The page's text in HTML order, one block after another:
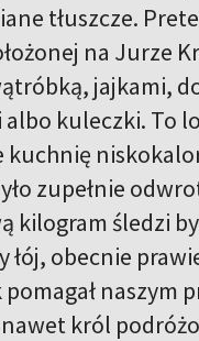
tłuszcze.
na Jurze
jajkami,
albo kuleczki. To
kuchnię
zupełnie
kilogram śledzi
łój, obecnie
naszym
król